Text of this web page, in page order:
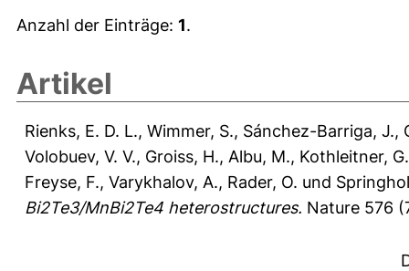
Anzahl der Einträge: 1.
Artikel
Rienks, E. D. L., Wimmer, S., Sánchez-Barriga, J.,
Volobuev, V. V., Groiss, H., Albu, M., Kothleitner, G.
Freyse, F., Varykhalov, A., Rader, O. und
Bi2Te3/MnBi2Te4 heterostructures. Nature 576